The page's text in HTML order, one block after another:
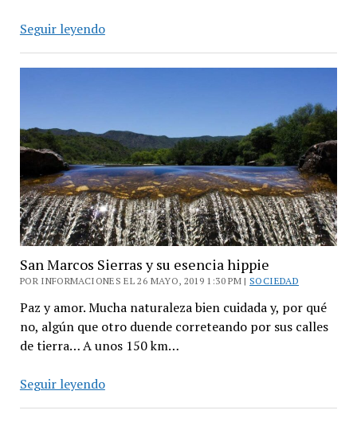
Seguir leyendoUshuaia,
en
mundo
San Marcos Sierras y su esencia hippie
POR INFORMACIONES EL 26 MAYO, 2019 1:30 PM | SOCIEDAD
Paz y amor. Mucha naturaleza bien cuidada y, por qué
no, algún que otro duende correteando por sus calles
de tierra… A unos 150 km…
Seguir leyendoSan